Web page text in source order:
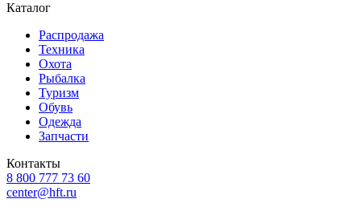
Каталог
Распродажа
Техника
Охота
Рыбалка
Туризм
Обувь
Одежда
Запчасти
Контакты
8 800 777 73 60
center@hft.ru